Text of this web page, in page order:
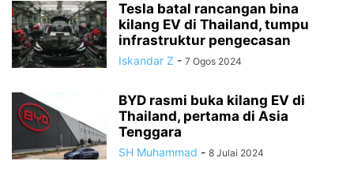
Tesla batal rancangan bina
kilang EV di Thailand, tumpu
infrastruktur pengecasan
Iskandar Z - 7 Ogos 2024
BYD rasmi buka kilang EV di
Thailand, pertama di Asia
Tenggara
SH Muhammad - 8 Julai 2024